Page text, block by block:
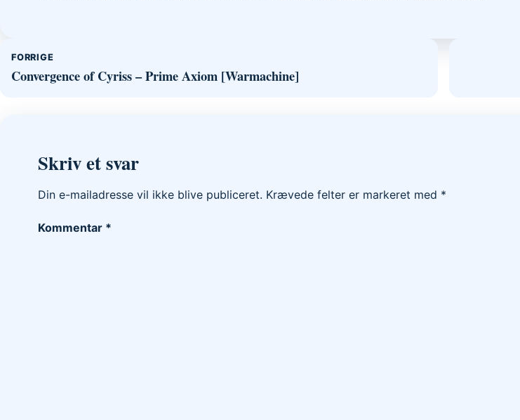
Indlægsnavigation
FORRIGE
Convergence of Cyriss – Prime Axiom [Warmachine]
Skriv et svar
Din e-mailadresse vil ikke blive publiceret. Krævede felter er markeret med *
Kommentar *